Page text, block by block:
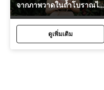
จากภาพวาดในถ้ำโบราณไป
จนถึงการขุดสมัยใหม่
ดูเพิ่มเติม